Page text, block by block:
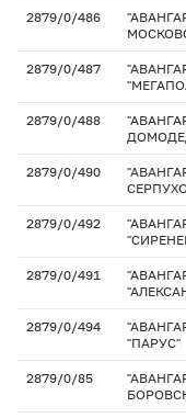
2879/0/486
2879/0/487
2879/0/488
2879/0/490
2879/0/492
2879/0/491
2879/0/494
"ПАРУС"
2879/0/85